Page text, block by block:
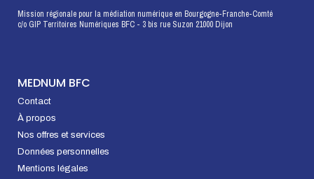
Mission régionale pour la médiation numérique en Bourgogne-Franche-Comté
c/o GIP Territoires Numériques BFC - 3 bis rue Suzon 21000 Dijon
MEDNUM BFC
Contact
À propos
Nos offres et services
Données personnelles
Mentions légales